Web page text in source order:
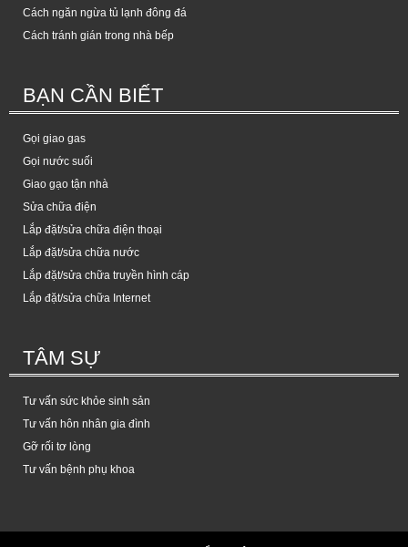
Cách ngăn ngừa tủ lạnh đông đá
Cách tránh gián trong nhà bếp
BẠN CẦN BIẾT
Gọi giao gas
Gọi nước suối
Giao gạo tận nhà
Sửa chữa điện
Lắp đặt/sửa chữa điện thoại
Lắp đặt/sửa chữa nước
Lắp đặt/sửa chữa truyền hình cáp
Lắp đặt/sửa chữa Internet
TÂM SỰ
Tư vấn sức khỏe sinh sản
Tư vấn hôn nhân gia đình
Gỡ rối tơ lòng
Tư vấn bệnh phụ khoa